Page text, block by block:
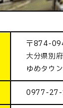
〒874-
大分県別
ゆめタウ
0977-